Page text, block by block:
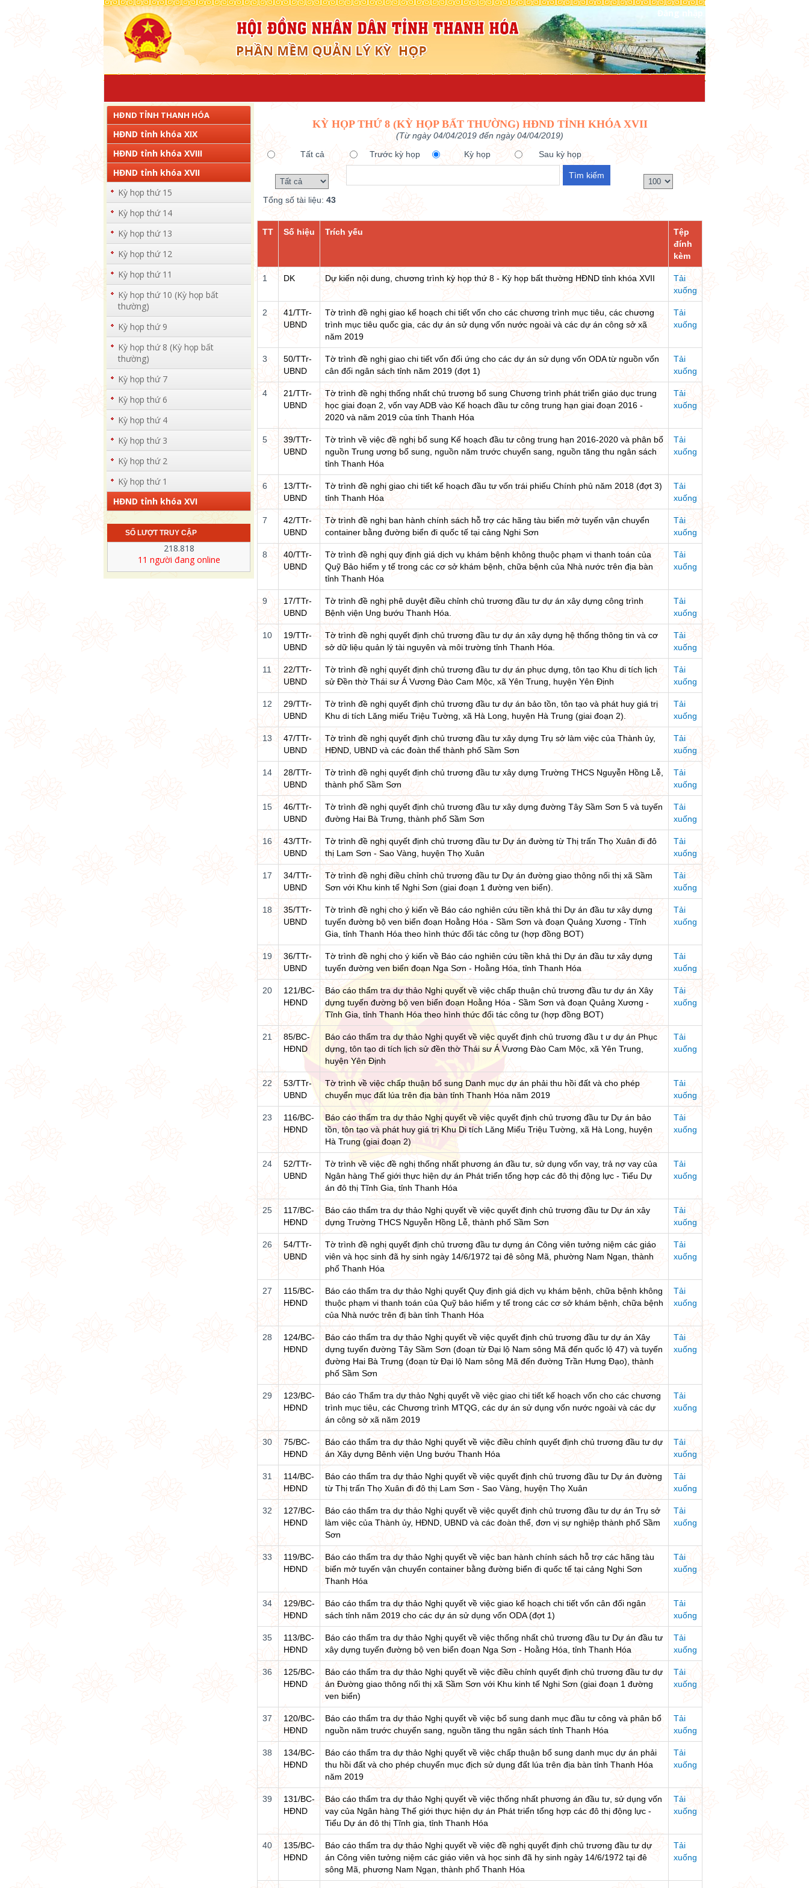
Đăng nhập
HĐND TỈNH THANH HÓA
HĐND tỉnh khóa XIX
HĐND tỉnh khóa XVIII
HĐND tỉnh khóa XVII
Kỳ họp thứ 15
Kỳ họp thứ 14
Kỳ họp thứ 13
Kỳ họp thứ 12
Kỳ họp thứ 11
Kỳ họp thứ 10 (Kỳ họp bất
thường)
Kỳ họp thứ 9
Kỳ họp thứ 8 (Kỳ họp bất
thường)
Kỳ họp thứ 7
Kỳ họp thứ 6
Kỳ họp thứ 4
Kỳ họp thứ 3
Kỳ họp thứ 2
Kỳ họp thứ 1
HĐND tỉnh khóa XVI
SỐ LƯỢT TRUY CẬP
218.818
11 người đang online
KỲ HỌP THỨ 8 (KỲ HỌP BẤT THƯỜNG) HĐND TỈNH KHÓA XVII
(Từ ngày 04/04/2019 đến ngày 04/04/2019)
Tất cả
Trước kỳ họp Kỳ họp Sau kỳ họp
Tổng số tài liệu: 43
TT Số hiệu Trích yếu
Tệp
đính
kèm
1 DK Dự kiến nội dung, chương trình kỳ họp thứ 8 - Kỳ họp bất thường HĐND tỉnh khóa XVII
Tải
xuống
2
41/TTr-
UBND
Tờ trình đề nghị giao kế hoạch chi tiết vốn cho các chương trình mục tiêu, các chương
trình mục tiêu quốc gia, các dự án sử dụng vốn nước ngoài và các dự án công sở xã
năm 2019
Tải
xuống
3
50/TTr-
UBND
Tờ trình đề nghị giao chi tiết vốn đối ứng cho các dự án sử dụng vốn ODA từ nguồn vốn
cân đối ngân sách tỉnh năm 2019 (đợt 1)
Tải
xuống
4
21/TTr-
UBND
Tờ trình đề nghị thống nhất chủ trương bổ sung Chương trình phát triển giáo dục trung
học giai đoạn 2, vốn vay ADB vào Kế hoạch đầu tư công trung hạn giai đoạn 2016 -
2020 và năm 2019 của tỉnh Thanh Hóa
Tải
xuống
5
39/TTr-
UBND
Tờ trình về việc đề nghị bổ sung Kế hoạch đầu tư công trung hạn 2016-2020 và phân bổ
nguồn Trung ương bổ sung, nguồn năm trước chuyển sang, nguồn tăng thu ngân sách
tỉnh Thanh Hóa
Tải
xuống
6
13/TTr-
UBND
Tờ trình đề nghị giao chi tiết kế hoạch đầu tư vốn trái phiếu Chính phủ năm 2018 (đợt 3)
tỉnh Thanh Hóa
Tải
xuống
7
42/TTr-
UBND
Tờ trình đề nghị ban hành chính sách hỗ trợ các hãng tàu biển mở tuyến vận chuyển
container bằng đường biển đi quốc tế tại cảng Nghi Sơn
Tải
xuống
8
40/TTr-
UBND
Tờ trình đề nghị quy định giá dịch vụ khám bệnh không thuộc phạm vi thanh toán của
Quỹ Bảo hiểm y tế trong các cơ sở khám bệnh, chữa bệnh của Nhà nước trên địa bàn
tỉnh Thanh Hóa
Tải
xuống
9
17/TTr-
UBND
Tờ trình đề nghị phê duyệt điều chỉnh chủ trương đầu tư dự án xây dựng công trình
Bệnh viện Ung bướu Thanh Hóa.
Tải
xuống
10
19/TTr-
UBND
Tờ trình đề nghị quyết định chủ trương đầu tư dự án xây dựng hệ thống thông tin và cơ
sở dữ liệu quản lý tài nguyên và môi trường tỉnh Thanh Hóa.
Tải
xuống
11
22/TTr-
UBND
Tờ trình đề nghị quyết định chủ trương đầu tư dự án phục dựng, tôn tạo Khu di tích lịch
sử Đền thờ Thái sư Á Vương Đào Cam Mộc, xã Yên Trung, huyện Yên Định
Tải
xuống
12
29/TTr-
UBND
Tờ trình đề nghị quyết định chủ trương đầu tư dự án bảo tồn, tôn tạo và phát huy giá trị
Khu di tích Lăng miếu Triệu Tường, xã Hà Long, huyện Hà Trung (giai đoạn 2).
Tải
xuống
13
47/TTr-
UBND
Tờ trình đề nghị quyết định chủ trương đầu tư xây dựng Trụ sở làm việc của Thành ủy,
HĐND, UBND và các đoàn thể thành phố Sầm Sơn
Tải
xuống
14
28/TTr-
UBND
Tờ trình đề nghị quyết định chủ trương đầu tư xây dựng Trường THCS Nguyễn Hồng Lễ,
thành phố Sầm Sơn
Tải
xuống
15
46/TTr-
UBND
Tờ trình đề nghị quyết định chủ trương đầu tư xây dựng đường Tây Sầm Sơn 5 và tuyến
đường Hai Bà Trưng, thành phố Sầm Sơn
Tải
xuống
16
43/TTr-
UBND
Tờ trình đề nghị quyết định chủ trương đầu tư Dự án đường từ Thị trấn Thọ Xuân đi đô
thị Lam Sơn - Sao Vàng, huyện Thọ Xuân
Tải
xuống
17
34/TTr-
UBND
Tờ trình đề nghị điều chỉnh chủ trương đầu tư Dự án đường giao thông nối thị xã Sầm
Sơn với Khu kinh tế Nghi Sơn (giai đoạn 1 đường ven biển).
Tải
xuống
18
35/TTr-
UBND
Tờ trình đề nghị cho ý kiến về Báo cáo nghiên cứu tiền khả thi Dự án đầu tư xây dựng
tuyến đường bộ ven biển đoạn Hoằng Hóa - Sầm Sơn và đoạn Quảng Xương - Tĩnh
Gia, tỉnh Thanh Hóa theo hình thức đối tác công tư (hợp đồng BOT)
Tải
xuống
19
36/TTr-
UBND
Tờ trình đề nghị cho ý kiến về Báo cáo nghiên cứu tiền khả thi Dự án đầu tư xây dựng
tuyến đường ven biển đoạn Nga Sơn - Hoằng Hóa, tỉnh Thanh Hóa
Tải
xuống
20
121/BC-
HĐND
Báo cáo thẩm tra dự thảo Nghị quyết về việc chấp thuận chủ trương đầu tư dự án Xây
dựng tuyến đường bộ ven biển đoạn Hoằng Hóa - Sầm Sơn và đoạn Quảng Xương -
Tĩnh Gia, tỉnh Thanh Hóa theo hình thức đối tác công tư (hợp đồng BOT)
Tải
xuống
21
85/BC-
HĐND
Báo cáo thẩm tra dự thảo Nghị quyết về việc quyết định chủ trương đầu t ư dự án Phục
dựng, tôn tạo di tích lịch sử đền thờ Thái sư Á Vương Đào Cam Mộc, xã Yên Trung,
huyện Yên Định
Tải
xuống
22
53/TTr-
UBND
Tờ trình về việc chấp thuận bổ sung Danh mục dự án phải thu hồi đất và cho phép
chuyển mục đất lúa trên địa bàn tỉnh Thanh Hóa năm 2019
Tải
xuống
23
116/BC-
HĐND
Báo cáo thẩm tra dự thảo Nghị quyết về việc quyết định chủ trương đầu tư Dự án bảo
tồn, tôn tạo và phát huy giá trị Khu Di tích Lăng Miếu Triệu Tường, xã Hà Long, huyện
Hà Trung (giai đoạn 2)
Tải
xuống
24
52/TTr-
UBND
Tờ trình về việc đề nghị thống nhất phương án đầu tư, sử dụng vốn vay, trả nợ vay của
Ngân hàng Thế giới thực hiện dự án Phát triển tổng hợp các đô thị động lực - Tiểu Dự
án đô thị Tĩnh Gia, tỉnh Thanh Hóa
Tải
xuống
25
117/BC-
HĐND
Báo cáo thẩm tra dự thảo Nghị quyết về việc quyết định chủ trương đầu tư Dự án xây
dựng Trường THCS Nguyễn Hồng Lễ, thành phố Sầm Sơn
Tải
xuống
26
54/TTr-
UBND
Tờ trình đề nghị quyết định chủ trương đầu tư dựng án Công viên tưởng niệm các giáo
viên và học sinh đã hy sinh ngày 14/6/1972 tại đê sông Mã, phường Nam Ngạn, thành
phố Thanh Hóa
Tải
xuống
27
115/BC-
HĐND
Báo cáo thẩm tra dự thảo Nghị quyết Quy định giá dịch vụ khám bệnh, chữa bệnh không
thuộc phạm vi thanh toán của Quỹ bảo hiểm y tế trong các cơ sở khám bệnh, chữa bệnh
của Nhà nước trên đị bàn tỉnh Thanh Hóa
Tải
xuống
28
124/BC-
HĐND
Báo cáo thẩm tra dự thảo Nghị quyết về việc quyết định chủ trương đầu tư dự án Xây
dựng tuyến đường Tây Sầm Sơn (đoạn từ Đại lộ Nam sông Mã đến quốc lộ 47) và tuyến
đường Hai Bà Trưng (đoạn từ Đại lộ Nam sông Mã đến đường Trần Hưng Đạo), thành
phố Sầm Sơn
Tải
xuống
29
123/BC-
HĐND
Báo cáo Thẩm tra dự thảo Nghị quyết về việc giao chi tiết kế hoạch vốn cho các chương
trình mục tiêu, các Chương trình MTQG, các dự án sử dụng vốn nước ngoài và các dự
án công sở xã năm 2019
Tải
xuống
30
75/BC-
HĐND
Báo cáo thẩm tra dự thảo Nghị quyết về việc điều chỉnh quyết định chủ trương đầu tư dự
án Xây dựng Bênh viện Ung bướu Thanh Hóa
Tải
xuống
31
114/BC-
HĐND
Báo cáo thẩm tra dự thảo Nghị quyết về việc quyết định chủ trương đầu tư Dự án đường
từ Thị trấn Thọ Xuân đi đô thị Lam Sơn - Sao Vàng, huyện Thọ Xuân
Tải
xuống
32
127/BC-
HĐND
Báo cáo thẩm tra dự thảo Nghị quyết về việc quyết định chủ trương đầu tư dự án Trụ sở
làm việc của Thành ủy, HĐND, UBND và các đoàn thể, đơn vị sự nghiệp thành phố Sầm
Sơn
Tải
xuống
33
119/BC-
HĐND
Báo cáo thẩm tra dự thảo Nghị quyết về việc ban hành chính sách hỗ trợ các hãng tàu
biển mở tuyến vận chuyển container bằng đường biển đi quốc tế tại cảng Nghi Sơn
Thanh Hóa
Tải
xuống
34
129/BC-
HĐND
Báo cáo thẩm tra dự thảo Nghị quyết về việc giao kế hoạch chi tiết vốn cân đối ngân
sách tỉnh năm 2019 cho các dự án sử dụng vốn ODA (đợt 1)
Tải
xuống
35
113/BC-
HĐND
Báo cáo thẩm tra dự thảo Nghị quyết về việc thống nhất chủ trương đầu tư Dự án đầu tư
xây dựng tuyến đường bộ ven biển đoạn Nga Sơn - Hoằng Hóa, tỉnh Thanh Hóa
Tải
xuống
36
125/BC-
HĐND
Báo cáo thẩm tra dự thảo Nghị quyết về việc điều chỉnh quyết định chủ trương đầu tư dự
án Đường giao thông nối thị xã Sầm Sơn với Khu kinh tế Nghi Sơn (giai đoạn 1 đường
ven biển)
Tải
xuống
37
120/BC-
HĐND
Báo cáo thẩm tra dự thảo Nghị quyết về việc bổ sung danh mục đầu tư công và phân bổ
nguồn năm trước chuyển sang, nguồn tăng thu ngân sách tỉnh Thanh Hóa
Tải
xuống
38
134/BC-
HĐND
Báo cáo thẩm tra dự thảo Nghị quyết về việc chấp thuận bổ sung danh mục dự án phải
thu hồi đất và cho phép chuyển mục địch sử dụng đất lúa trên địa bàn tỉnh Thanh Hóa
năm 2019
Tải
xuống
39
131/BC-
HĐND
Báo cáo thẩm tra dự thảo Nghị quyết về việc thống nhất phương án đầu tư, sử dụng vốn
vay của Ngân hàng Thế giới thực hiện dự án Phát triển tổng hợp các đô thị động lực -
Tiểu Dự án đô thị Tĩnh gia, tỉnh Thanh Hóa
Tải
xuống
40
135/BC-
HĐND
Báo cáo thẩm tra dự thảo Nghị quyết về việc đề nghị quyết định chủ trương đầu tư dự
án Công viên tưởng niệm các giáo viên và học sinh đã hy sinh ngày 14/6/1972 tại đê
sông Mã, phương Nam Ngạn, thành phố Thanh Hóa
Tải
xuống